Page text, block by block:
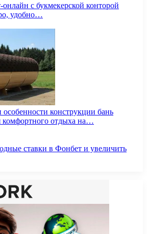
с букмекерской конторой
удобно…
конструкции бань
комфортного отдыха на…
ставки в Фонбет и увеличить